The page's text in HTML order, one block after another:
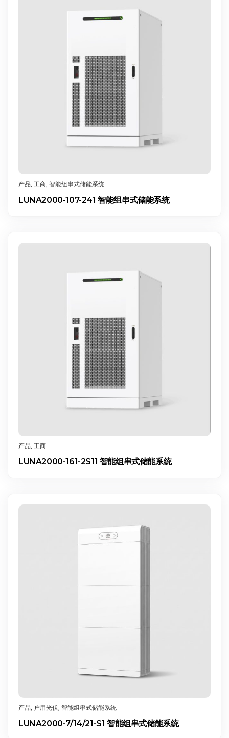
产品, 工商, 智能组串式储能系统
LUNA2000-107-241 智能组串式储能系统
产品, 工商
LUNA2000-161-2S11 智能组串式储能系统
产品 户用光伏 智能组串式储能系统
LUNA2000-7/14/21-S1 智能组串式储能系统